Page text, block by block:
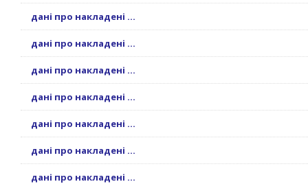
дані про накладені ...
дані про накладені ...
дані про накладені ...
дані про накладені ...
дані про накладені ...
дані про накладені ...
дані про накладені ...